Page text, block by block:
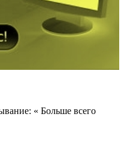
« Больше всего